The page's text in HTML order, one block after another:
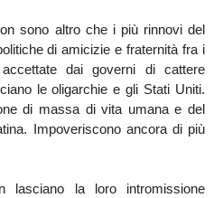
sono altro che i più rinnovi del
di amicizie e fraternità fra i
dai governi di cattere
le oligarchie e gli Stati Uniti.
di massa di vita umana e del
Impoveriscono ancora di più
lasciano la loro intromissione